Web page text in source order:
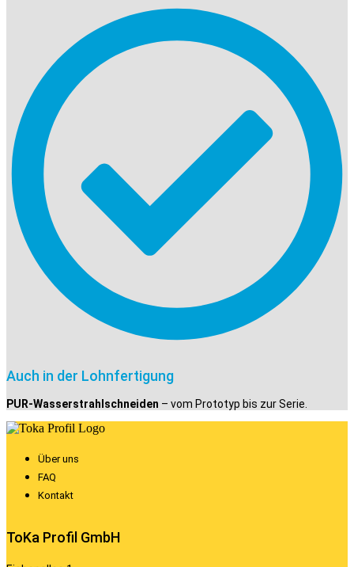
Auch in der Lohnfertigung
PUR-Wasserstrahlschneiden – vom Prototyp bis zur Serie.
Über uns
FAQ
Kontakt
ToKa Profil GmbH